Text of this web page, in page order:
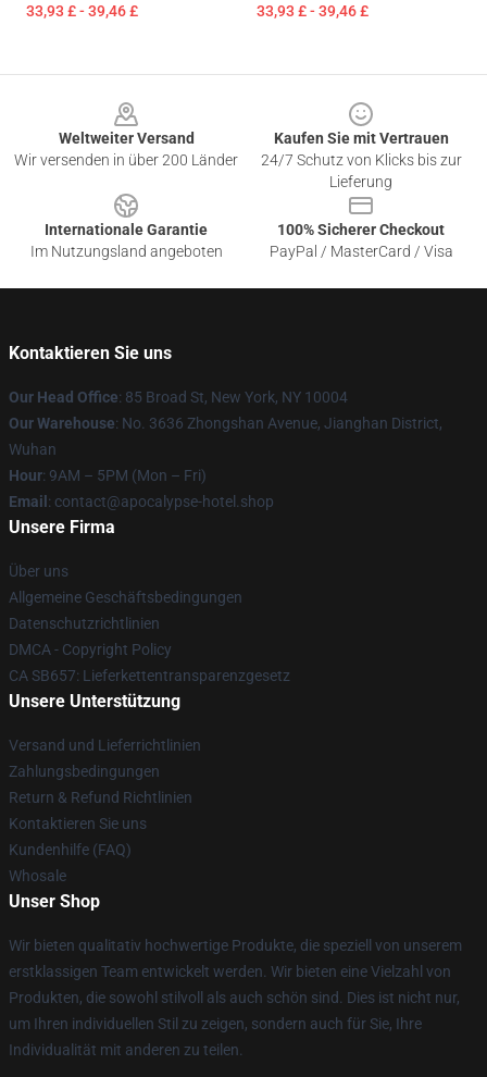
33,93 £ - 39,46 £ 33,93 £ - 39,46 £
Weltweiter Versand
Wir versenden in über 200 Länder
Kaufen Sie mit Vertrauen
24/7 Schutz von Klicks bis zur
Lieferung
Internationale Garantie
Im Nutzungsland angeboten
100% Sicherer Checkout
PayPal / MasterCard / Visa
Kontaktieren Sie uns
Our Head Office: 85 Broad St, New York, NY 10004
Our Warehouse: No. 3636 Zhongshan Avenue, Jianghan District,
Wuhan
Hour: 9AM – 5PM (Mon – Fri)
Email : contact@apocalypse-hotel.shop
Unsere Firma
Über uns
Allgemeine Geschäftsbedingungen
Datenschutzrichtlinien
DMCA - Copyright Policy
CA SB657: Lieferkettentransparenzgesetz
Unsere Unterstützung
Versand und Lieferrichtlinien
Zahlungsbedingungen
Return & Refund Richtlinien
Kontaktieren Sie uns
Kundenhilfe (FAQ)
Whosale
Unser Shop
Wir bieten qualitativ hochwertige Produkte, die speziell von unserem
erstklassigen Team entwickelt werden. Wir bieten eine Vielzahl von
Produkten, die sowohl stilvoll als auch schön sind. Dies ist nicht nur,
um Ihren individuellen Stil zu zeigen, sondern auch für Sie, Ihre
Individualität mit anderen zu teilen.